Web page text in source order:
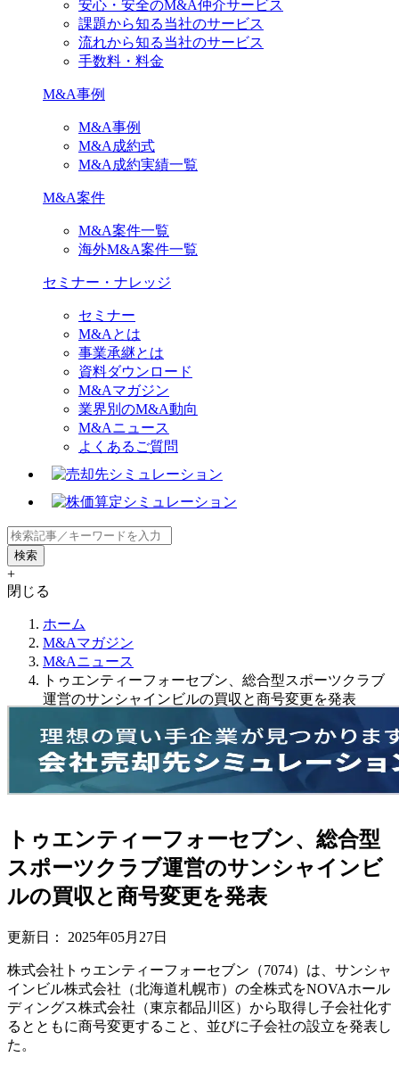
安心・安全のM&A仲介サービス
課題から知る当社のサービス
流れから知る当社のサービス
手数料・料金
M&A事例
M&A事例
M&A成約式
M&A成約実績一覧
M&A案件
M&A案件一覧
海外M&A案件一覧
セミナー・ナレッジ
セミナー
M&Aとは
事業承継とは
資料ダウンロード
M&Aマガジン
業界別のM&A動向
M&Aニュース
よくあるご質問
+
閉じる
ホーム
M&Aマガジン
M&Aニュース
トゥエンティーフォーセブン、総合型スポーツクラブ
運営のサンシャインビルの買収と商号変更を発表
トゥエンティーフォーセブン、総合型
スポーツクラブ運営のサンシャインビ
ルの買収と商号変更を発表
更新日： 2025年05月27日
株式会社トゥエンティーフォーセブン（7074）は、サンシャ
インビル株式会社（北海道札幌市）の全株式をNOVAホール
ディングス株式会社（東京都品川区）から取得し子会社化す
るとともに商号変更すること、並びに子会社の設立を発表し
た。